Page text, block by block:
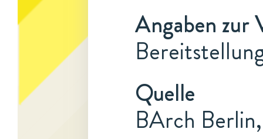
Angaben zur
Quelle
BArch